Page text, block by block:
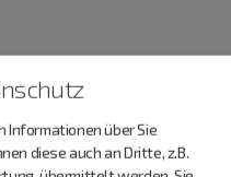
essen,
Informationen über Sie
diese auch an Dritte, z.B.